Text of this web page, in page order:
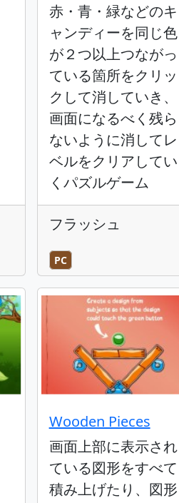
赤・青・緑などのキ
ャンディーを同じ色
が２つ以上つながっ
ている箇所をクリッ
クして消していき、
画面になるべく残ら
ないように消してレ
ベルをクリアしてい
くパズルゲーム
フラッシュ
PC
Wooden Pieces
画面上部に表示され
ている図形をすべて
積み上げたり、図形